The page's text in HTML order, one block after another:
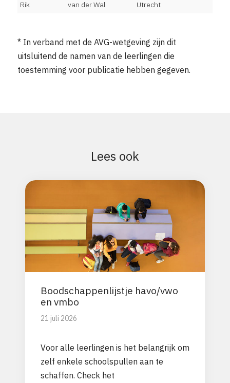
Rik
van der Wal Utrecht
* In verband met de AVG-wetgeving zijn dit
uitsluitend de namen van de leerlingen die
toestemming voor publicatie hebben gegeven.
Lees ook
Boodschappenlijstje havo/vwo
en vmbo
21 juli 2026
Voor alle leerlingen is het belangrijk om
zelf enkele schoolspullen aan te
schaffen. Check het